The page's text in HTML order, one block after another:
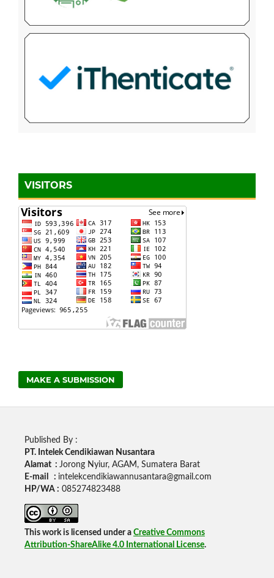
VISITORS
MAKE A SUBMISSION
Published By :
PT. Intelek Cendikiawan Nusantara
Alamat : Jorong Nyiur, AGAM, Sumatera Barat
E-mail : intelekcendikiawannusantara@gmail.com
HP/WA : 085274823488
This work is licensed under a Creative Commons
Attribution-ShareAlike 4.0 International License.